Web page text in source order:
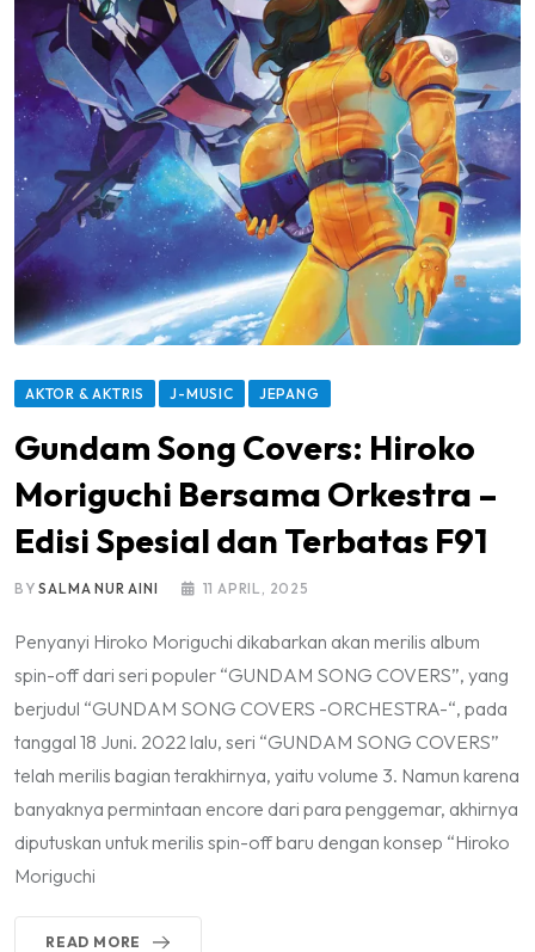
AKTOR & AKTRIS J-MUSIC JEPANG
Gundam Song Covers: Hiroko
Moriguchi Bersama Orkestra –
Edisi Spesial dan Terbatas F91
BYSALMA NUR AINI 11 APRIL, 2025
Penyanyi Hiroko Moriguchi dikabarkan akan merilis album
spin-off dari seri populer “GUNDAM SONG COVERS”, yang
berjudul “GUNDAM SONG COVERS -ORCHESTRA-“, pada
tanggal 18 Juni. 2022 lalu, seri “GUNDAM SONG COVERS”
telah merilis bagian terakhirnya, yaitu volume 3. Namun karena
banyaknya permintaan encore dari para penggemar, akhirnya
diputuskan untuk merilis spin-off baru dengan konsep “Hiroko
Moriguchi
READ MORE